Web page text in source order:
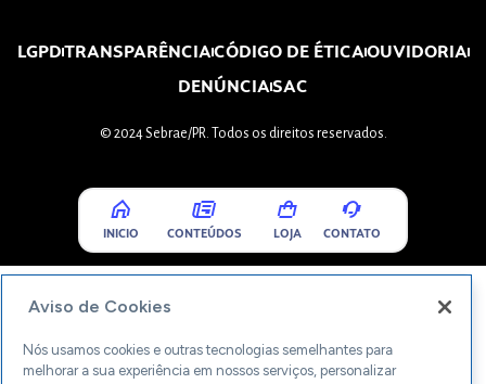
LGPDTRANSPARÊNCIACÓDIGO DE ÉTICAOUVIDORIA
DENÚNCIASAC
© 2024 Sebrae/PR. Todos os direitos reservados.
INICIO CONTEÚDOS LOJA CONTATO
Aviso de Cookies
Nós usamos cookies e outras tecnologias semelhantes para
melhorar a sua experiência em nossos serviços, personalizar